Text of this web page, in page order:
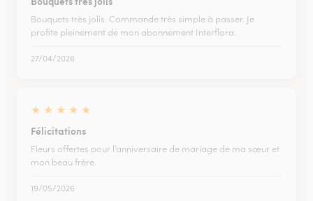
Bouquets très jolis. Commande très simple à passer. Je
profite pleinement de mon abonnement Interflora.
27/04/2026
★ ★ ★ ★ ★
Félicitations
Fleurs offertes pour l’anniversaire de mariage de ma sœur et
mon beau frère.
19/05/2026